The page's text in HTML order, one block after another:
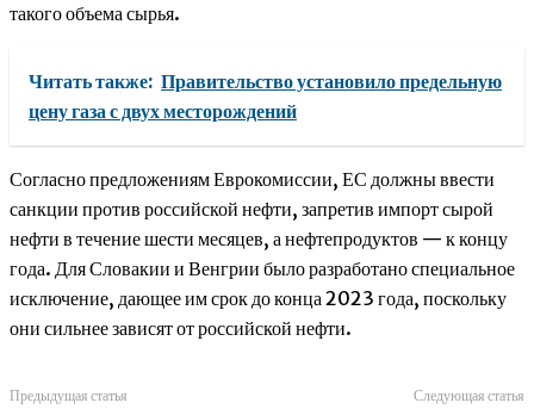
такого объема сырья.
Читать также: Правительство установило предельную
цену газа с двух месторождений
Согласно предложениям Еврокомиссии, ЕС должны ввести
санкции против российской нефти, запретив импорт сырой
нефти в течение шести месяцев, а нефтепродуктов — к концу
года. Для Словакии и Венгрии было разработано специальное
исключение, дающее им срок до конца 2023 года, поскольку
они сильнее зависят от российской нефти.
Предыдущая статья Следующая статья